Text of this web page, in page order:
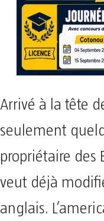
Arrivé à la tête
seulement
propriétaire des
veut déjà
anglais.